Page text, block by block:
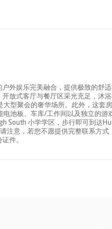
外娱乐完美融合，提供极致的舒
放式客厅与餐厅区采光充足，沐
型聚会的奢华场所。此外，这套
池板、车库/工作间以及独立的游
South 小学学区，步行即可到达
注意，若您不愿提供完整联系方式
件。